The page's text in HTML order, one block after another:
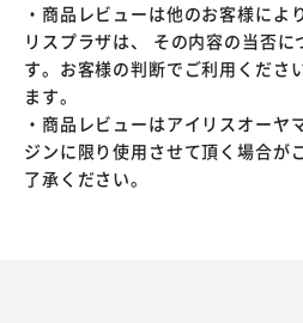
・商品レビューは他のお客様によ
リスプラザは、 その内容の当否
す。お客様の判断でご利用くださ
ます。
・商品レビューはアイリスオーヤ
ジンに限り使用させて頂く場合が
了承ください。